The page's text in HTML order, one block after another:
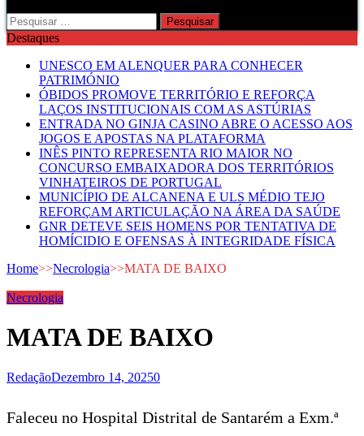
Pesquisar
por:
Destaques
UNESCO EM ALENQUER PARA CONHECER
PATRIMÓNIO
ÓBIDOS PROMOVE TERRITÓRIO E REFORÇA
LAÇOS INSTITUCIONAIS COM AS ASTÚRIAS
ENTRADA NO GINJA CASINO ABRE O ACESSO AOS
JOGOS E APOSTAS NA PLATAFORMA
INÊS PINTO REPRESENTA RIO MAIOR NO
CONCURSO EMBAIXADORA DOS TERRITÓRIOS
VINHATEIROS DE PORTUGAL
MUNICÍPIO DE ALCANENA E ULS MÉDIO TEJO
REFORÇAM ARTICULAÇÃO NA ÁREA DA SAÚDE
GNR DETEVE SEIS HOMENS POR TENTATIVA DE
HOMÍCIDIO E OFENSAS À INTEGRIDADE FÍSICA
Home>>Necrologia>>MATA DE BAIXO
Necrologia
MATA DE BAIXO
RedaçãoDezembro 14, 20250
Faleceu no Hospital Distrital de Santarém a Exm.ª